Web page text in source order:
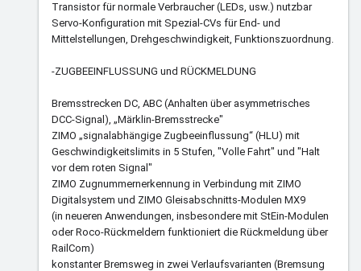
Transistor für normale Verbraucher (LEDs, usw.) nutzbar
Servo-Konfiguration mit Spezial-CVs für End- und
Mittelstellungen, Drehgeschwindigkeit, Funktionszuordnung.
-ZUGBEEINFLUSSUNG und RÜCKMELDUNG
Bremsstrecken DC, ABC (Anhalten über asymmetrisches
DCC-Signal), „Märklin-Bremsstrecke"
ZIMO „signalabhängige Zugbeeinflussung“ (HLU) mit
Geschwindigkeitslimits in 5 Stufen, "Volle Fahrt" und "Halt
vor dem roten Signal"
ZIMO Zugnummernerkennung in Verbindung mit ZIMO
Digitalsystem und ZIMO Gleisabschnitts-Modulen MX9
(in neueren Anwendungen, insbesondere mit StEin-Modulen
oder Roco-Rückmeldern funktioniert die Rückmeldung über
RailCom)
konstanter Bremsweg in zwei Verlaufsvarianten (Bremsung